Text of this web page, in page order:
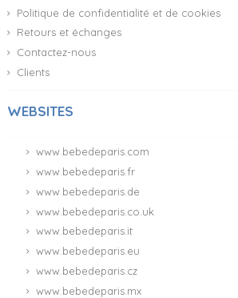
Politique de confidentialité et de cookies
Retours et échanges
Contactez-nous
Clients
WEBSITES
www.bebedeparis.com
www.bebedeparis.fr
www.bebedeparis.de
www.bebedeparis.co.uk
www.bebedeparis.it
www.bebedeparis.eu
www.bebedeparis.cz
www.bebedeparis.mx